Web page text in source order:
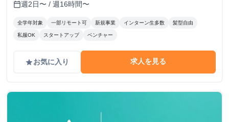
calendar_today週2日〜 / 週16時間〜
全学年対象 一部リモート可 新規事業 インターン生多数 髪型自由
私服OK スタートアップ ベンチャー
gradeお気に入り 求人を見る